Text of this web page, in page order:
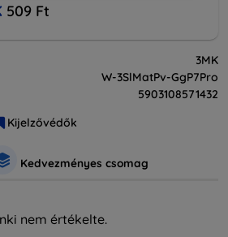
509 Ft
3MK
W-3SlMatPv-GgP7Pro
5903108571432
Kijelzővédők
Kedvezményes csomag
nem értékelte.